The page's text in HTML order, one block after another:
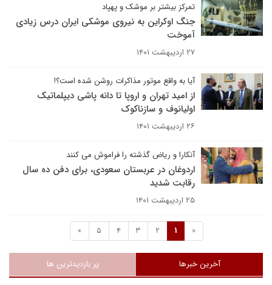
تمرکز بیشتر بر موشک و پهپاد
جنگ اوکراین به نیروی موشکی ایران درس زیادی
آموخت
۲۷ اردیبهشت ۱۴۰۱
آیا به واقع موتور مذاکرات روشن شده است؟!
از امید تهران و اروپا تا دانه پاشی دیپلماتیک
اولیانوف و سازناکوک
۲۶ اردیبهشت ۱۴۰۱
آنکارا و ریاض گذشته را فراموش می کنند
اردوغان در عربستان سعودی، برای دفن ده سال
رقابت شدید
۲۵ اردیبهشت ۱۴۰۱
«
1
2
3
4
5
»
آخرین خبرها پر بازدیدترین ها